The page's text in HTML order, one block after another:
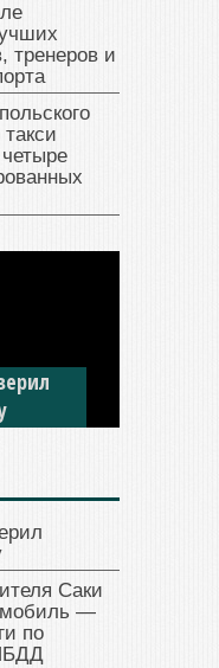
тренеров и
Саки
—
по